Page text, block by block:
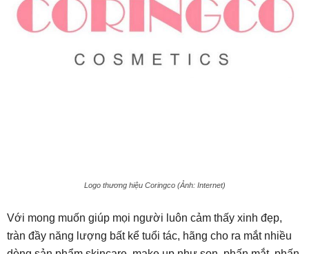
Logo thương hiệu Coringco (Ảnh: Internet)
Với mong muốn giúp mọi người luôn cảm thấy xinh đẹp,
tràn đầy năng lượng bất kể tuổi tác, hãng cho ra mắt nhiều